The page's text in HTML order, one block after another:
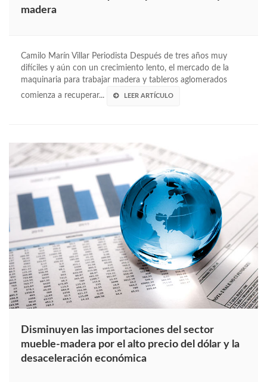
madera
Camilo Marín Villar Periodista Después de tres años muy
difíciles y aún con un crecimiento lento, el mercado de la
maquinaria para trabajar madera y tableros aglomerados
comienza a recuperar...
LEER ARTÍCULO
Disminuyen las importaciones del sector
mueble-madera por el alto precio del dólar y la
desaceleración económica